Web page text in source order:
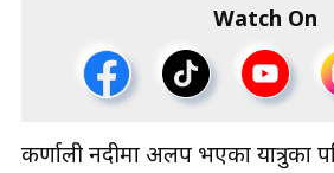
Watch On
कर्णाली नदीमा अलप भएका यात्रुका